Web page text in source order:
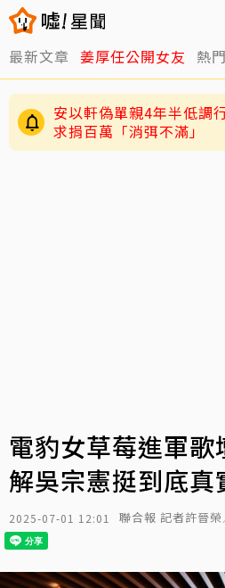
最新文章 姜厚任公開女友 熱
安以軒偽單親4年半低
求捐百萬「消弭不滿」
電豹女草莓進軍
解吳宗憲挺到底真
2025-07-01 12:01 聯合報 記者許晉